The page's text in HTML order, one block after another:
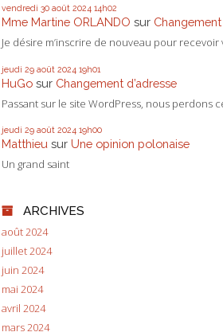
vendredi 30 août 2024 14h02
Mme Martine ORLANDO sur
Je désire m’inscrire de nouveau pour recevoir
jeudi 29 août 2024 19h01
HuGo sur Changement d’adresse
Passant sur le site WordPress, nous perdons
jeudi 29 août 2024 19h00
Matthieu sur Une opinion polonaise
Un grand saint
ARCHIVES
août 2024
juillet 2024
juin 2024
mai 2024
avril 2024
mars 2024